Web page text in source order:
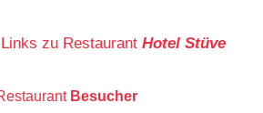
nicht veröffentlicht)
zu Restaurant Hotel Stüve
Besucher